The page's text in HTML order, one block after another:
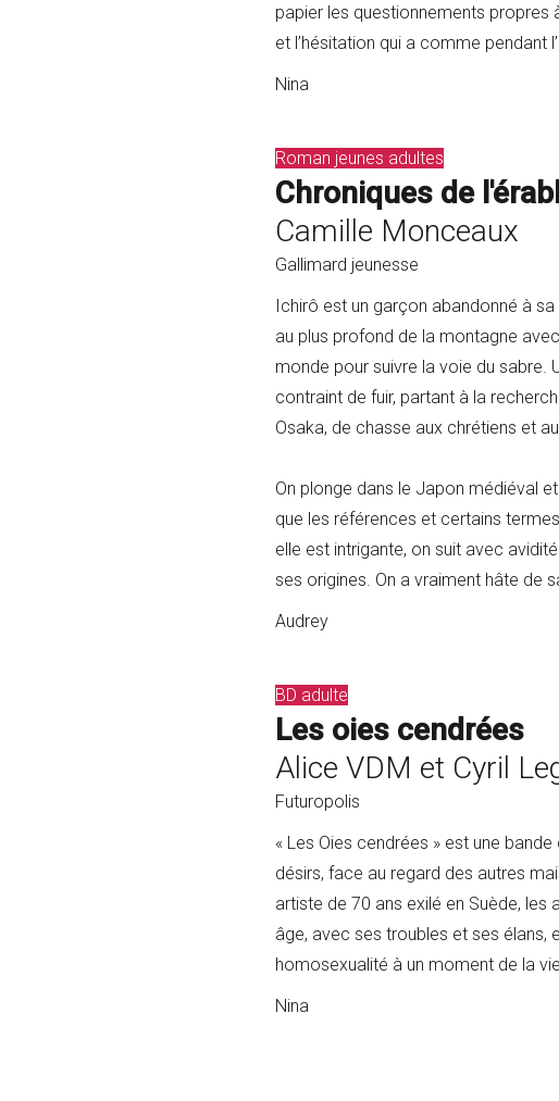
papier les questionnements propres
et l’hésitation qui a comme pendant
Nina
Roman jeunes adultes
Chroniques de
Camille Monceaux
Gallimard jeunesse
Ichirô est un garçon abandonné à
au plus profond de la montagne
monde pour suivre la voie du sabre.
contraint de fuir, partant à la
Osaka, de chasse aux chrétiens et
On plonge dans le Japon médiéval
que les références et certains
elle est intrigante, on suit avec
ses origines. On a vraiment hâte de
Audrey
BD adulte
Les oies cendrées
Alice VDM et Cyril
Futuropolis
« Les Oies cendrées » est une
désirs, face au regard des autres
artiste de 70 ans exilé en Suède, les
âge, avec ses troubles et ses élans,
homosexualité à un moment de la vie
Nina